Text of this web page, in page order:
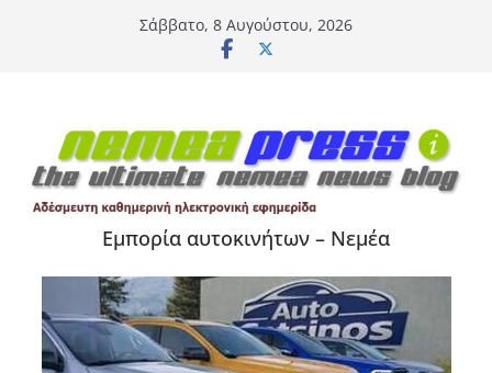
Σάββατο, 8 Αυγούστου, 2026
Εμπορία αυτοκινήτων – Νεμέα